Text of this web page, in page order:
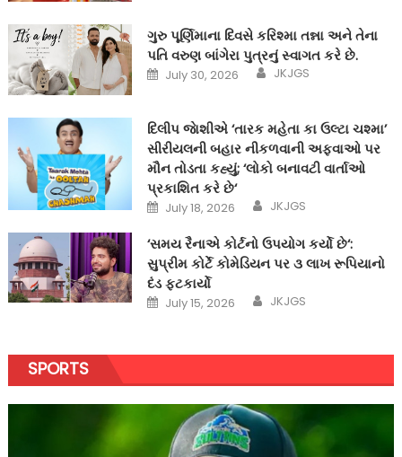
ગુરુ પૂર્ણિમાના દિવસે કરિશ્મા તન્ના અને તેના
પતિ વરુણ બાંગેરા પુત્રનું સ્વાગત કરે છે.
Posted
on
July 30, 2026 Author
JKJGS
દિલીપ જાેશીએ ‘તારક મહેતા કા ઉલ્ટા ચશ્મા’
સીરીયલની બહાર નીકળવાની અફવાઓ પર
મૌન તોડતા કહ્યું; ‘લોકો બનાવટી વાર્તાઓ
પ્રકાશિત કરે છે‘
Posted
on
July 18, 2026 Author
JKJGS
‘સમય રૈનાએ કોર્ટનો ઉપયોગ કર્યો છે‘:
સુપ્રીમ કોર્ટે કોમેડિયન પર ૩ લાખ રૂપિયાનો
દંડ ફટકાર્યો
Posted
on
July 15, 2026 Author
JKJGS
SPORTS